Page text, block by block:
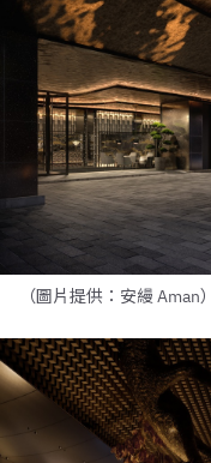
（圖片提供：安縵 Aman）